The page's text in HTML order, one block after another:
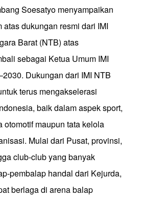
Soesatyo menyampaikan
dukungan resmi dari IMI
Barat (NTB) atas
sebagai Ketua Umum IMI
Dukungan dari IMI NTB
terus mengakselerasi
baik dalam aspek sport,
otomotif maupun tata kelola
Mulai dari Pusat, provinsi,
club-club yang banyak
pembalap handal dari Kejurda,
berlaga di arena balap